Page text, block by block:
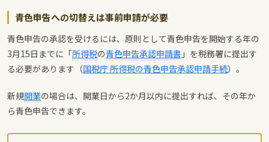
青色申告への切替えは事前申請が必要
青色申告の承認を受けるには、原則として青色申告を開始する年の
3月15日までに「所得税の青色申告承認申請書 」を税務署に提出す
る必要があります（国税庁 所得税の青色申告承認申請手続）。
新規開業の場合は、開業日から2か月以内に提出すれば、その年か
ら青色申告できます。